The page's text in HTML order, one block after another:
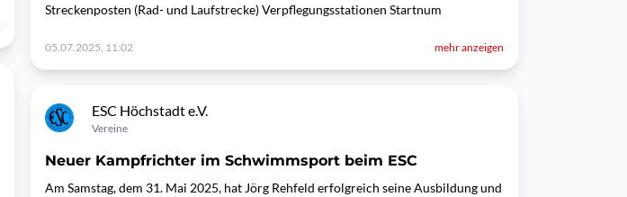
Streckenposten (Rad- und Laufstrecke) Verpflegungsstationen Startnum
05.07.2025, 11:02 mehr anzeigen
ESC Höchstadt e.V.
Vereine
Neuer Kampfrichter im Schwimmsport beim ESC
Am Samstag, dem 31. Mai 2025, hat Jörg Rehfeld erfolgreich seine Ausbildung und